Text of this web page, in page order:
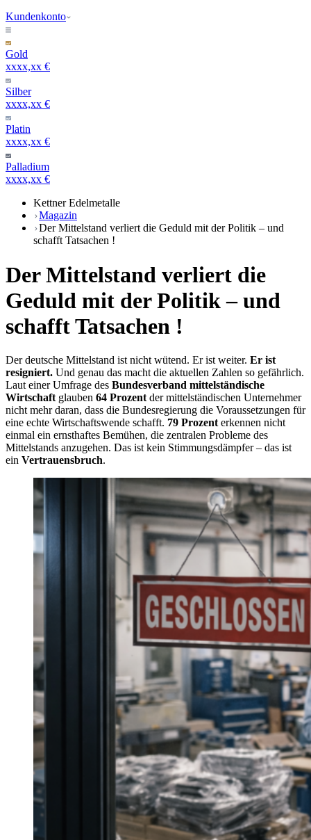
Kundenkonto
Gold
xxxx,xx €
Silber
xxxx,xx €
Platin
xxxx,xx €
Palladium
xxxx,xx €
Kettner Edelmetalle
Magazin
Der Mittelstand verliert die Geduld mit der Politik – und
schafft Tatsachen !
Der Mittelstand verliert die
Geduld mit der Politik – und
schafft Tatsachen !
Der deutsche Mittelstand ist nicht wütend. Er ist weiter. Er ist
resigniert. Und genau das macht die aktuellen Zahlen so gefährlich.
Laut einer Umfrage des Bundesverband mittelständische
Wirtschaft glauben 64 Prozent der mittelständischen Unternehmer
nicht mehr daran, dass die Bundesregierung die Voraussetzungen für
eine echte Wirtschaftswende schafft. 79 Prozent erkennen nicht
einmal ein ernsthaftes Bemühen, die zentralen Probleme des
Mittelstands anzugehen. Das ist kein Stimmungsdämpfer – das ist
ein Vertrauensbruch.